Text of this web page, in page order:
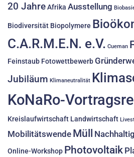
20 JahreAfrika Ausstellung
Biodiversität Biopolymere
C.A.R.M.E.N. e.V. Cueman
Feinstaub Fotowettbewerb
Jubiläum Klimaneutralität
KoNaRo-
Kreislaufwirtschaft Landwirtschaft
Mobilitätswende Müll
Online-Workshop Photovoltaik